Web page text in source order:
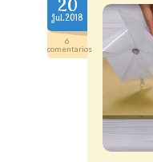
20
Jul.2018
6
comentarios